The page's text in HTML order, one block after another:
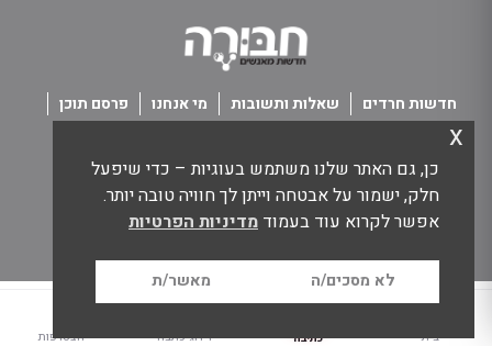
כן, גם האתר שלנו משתמש בעוגיות – כדי שיפעל
חלק, ישמור על אבטחה וייתן לך חוויה טובה יותר.
אפשר לקרוא עוד בעמוד מדיניות הפרטיות
לא מסכים/ה מאשר/ת
x
בית כתיבה
1
דירוג כתבה הצטרפות
חדשות חרדים שאלות ותשובות מי אנחנו
פרסם תוכן
כל הזכויות שמורות חבורה - חדשות מאנשים